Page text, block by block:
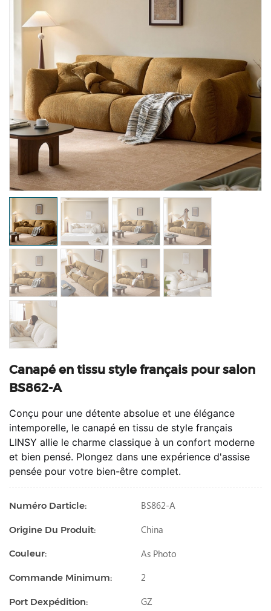
Canapé en tissu style français pour salon
BS862-A
Conçu pour une détente absolue et une élégance
intemporelle, le canapé en tissu de style français
LINSY allie le charme classique à un confort moderne
et bien pensé. Plongez dans une expérience d'assise
pensée pour votre bien-être complet.
Numéro Darticle: BS862-A
Origine Du Produit: China
Couleur: As Photo
Commande Minimum: 2
Port Dexpédition: GZ